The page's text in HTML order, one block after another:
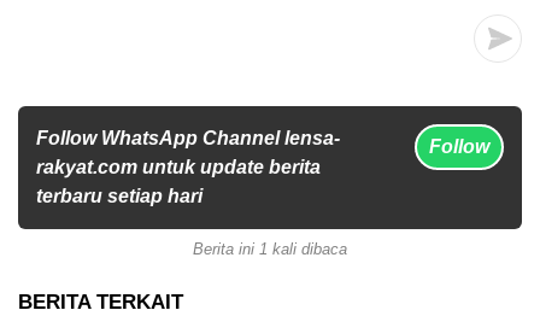
Follow WhatsApp Channel lensa-
rakyat.com untuk update berita
terbaru setiap hari
Follow
Berita ini 1 kali dibaca
BERITA TERKAIT